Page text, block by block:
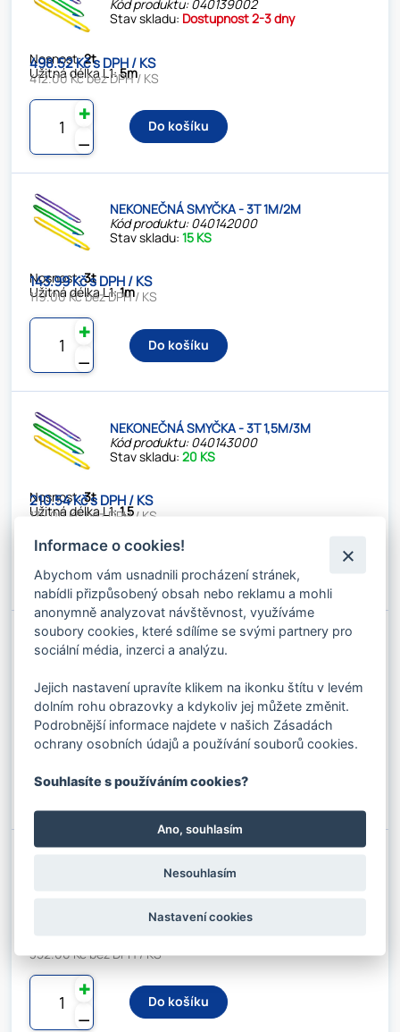
Kód produktu: 040139002
Stav skladu: Dostupnost 2-3 dny
Nosnost:2t
Užitná délka L1:5m
498.52 Kč s DPH / KS
412.00 Kč bez DPH / KS
⚊
✚
Do košíku
NEKONEČNÁ SMYČKA - 3T 1M/2M
Kód produktu: 040142000
Stav skladu:15 KS
Nosnost:3t
Užitná délka L1:1m
143.99 Kč s DPH / KS
119.00 Kč bez DPH / KS
⚊
✚
Do košíku
NEKONEČNÁ SMYČKA - 3T 1,5M/3M
Kód produktu: 040143000
Stav skladu:20 KS
Nosnost:3t
Užitná délka L1:1,5
210.54 Kč s DPH / KS
174.00 Kč bez DPH / KS
⚊
✚
NEKONEČNÁ SMYČKA - 3T 2M/4M
Kód produktu: 040144000
Nosnost:3t
Užitná délka L1:2m
277.09 Kč s DPH / KS
229.00 Kč bez DPH / KS
Do košíku
NEKONEČNÁ SMYČKA - 3T 3M/6M
Kód produktu: 040146001
352.00 Kč bez DPH / KS
⚊
✚
Do košíku
Informace o cookies!
Abychom vám usnadnili procházení stránek,
nabídli přizpůsobený obsah nebo reklamu a mohli
anonymně analyzovat návštěvnost, využíváme
soubory cookies, které sdílíme se svými partnery pro
sociální média, inzerci a analýzu.
Jejich nastavení upravíte klikem na ikonku štítu v levém
dolním rohu obrazovky a kdykoliv jej můžete změnit.
Podrobnější informace najdete v našich Zásadách
ochrany osobních údajů a používání souborů cookies.
Souhlasíte s používáním cookies?
Ano, souhlasím
Nesouhlasím
Nastavení cookies